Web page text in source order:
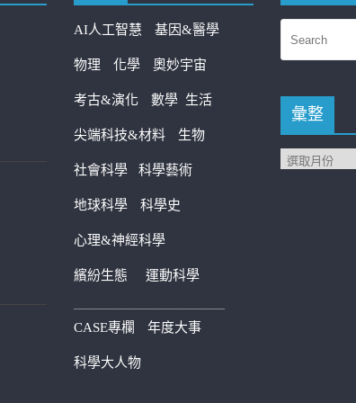
AI人工智慧 基因&醫學
物理 化學 奧妙宇宙
考古&演化 數學 生活
尖端科技&材料 生物
社會科學 科學藝術
地球科學 科學史
心理&神經科學
繽紛生態 運動科學
————————————
CASE專欄 年度大事
科學大人物
彙整